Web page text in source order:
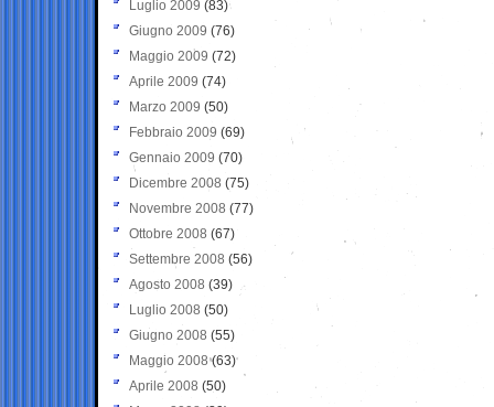
Luglio 2009 (83)
Giugno 2009 (76)
Maggio 2009 (72)
Aprile 2009 (74)
Marzo 2009 (50)
Febbraio 2009 (69)
Gennaio 2009 (70)
Dicembre 2008 (75)
Novembre 2008 (77)
Ottobre 2008 (67)
Settembre 2008 (56)
Agosto 2008 (39)
Luglio 2008 (50)
Giugno 2008 (55)
Maggio 2008(63)
Aprile 2008 (50)